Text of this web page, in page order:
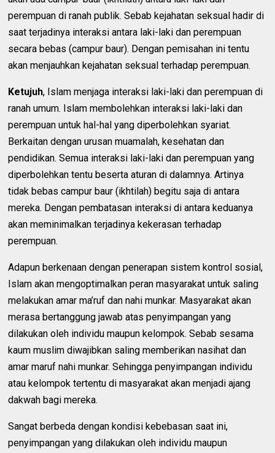
perempuan di ranah publik. Sebab kejahatan seksual hadir di
saat terjadinya interaksi antara laki-laki dan perempuan
secara bebas (campur baur). Dengan pemisahan ini tentu
akan menjauhkan kejahatan seksual terhadap perempuan.
Ketujuh, Islam menjaga interaksi laki-laki dan perempuan di
ranah umum. Islam membolehkan interaksi laki-laki dan
perempuan untuk hal-hal yang diperbolehkan syariat.
Berkaitan dengan urusan muamalah, kesehatan dan
pendidikan. Semua interaksi laki-laki dan perempuan yang
diperbolehkan tentu beserta aturan di dalamnya. Artinya
tidak bebas campur baur (ikhtilah) begitu saja di antara
mereka. Dengan pembatasan interaksi di antara keduanya
akan meminimalkan terjadinya kekerasan terhadap
perempuan.
Adapun berkenaan dengan penerapan sistem kontrol sosial,
Islam akan mengoptimalkan peran masyarakat untuk saling
melakukan amar ma’ruf dan nahi munkar. Masyarakat akan
merasa bertanggung jawab atas penyimpangan yang
dilakukan oleh individu maupun kelompok. Sebab sesama
kaum muslim diwajibkan saling memberikan nasihat dan
amar maruf nahi munkar. Sehingga penyimpangan individu
atau kelompok tertentu di masyarakat akan menjadi ajang
dakwah bagi mereka.
Sangat berbeda dengan kondisi kebebasan saat ini,
penyimpangan yang dilakukan oleh individu maupun